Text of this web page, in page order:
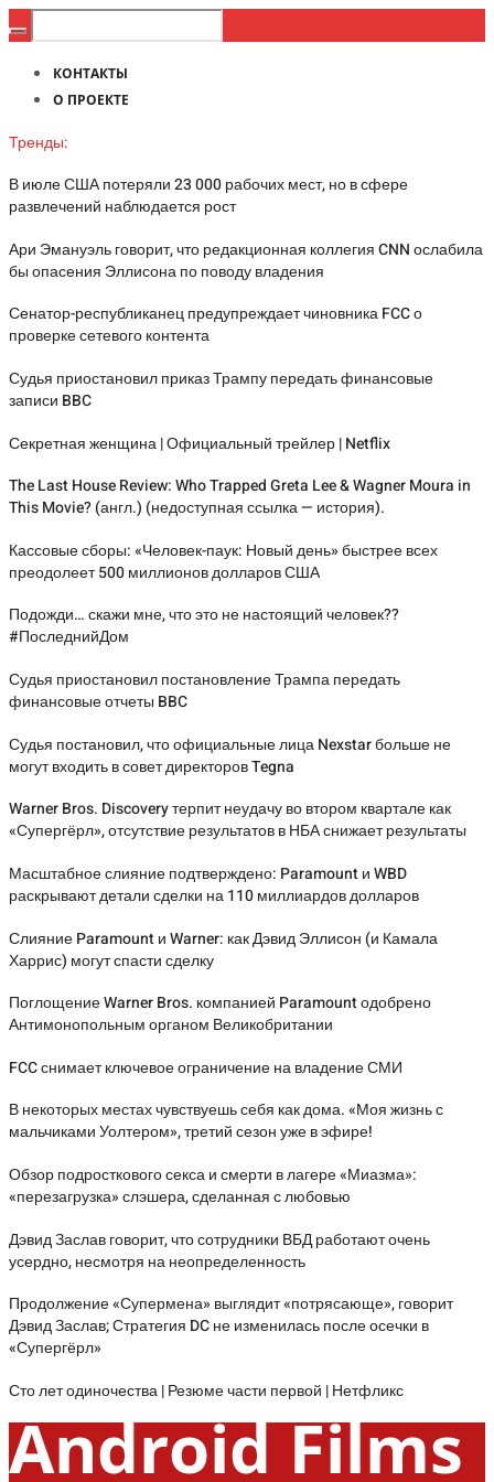
КОНТАКТЫ
О ПРОЕКТЕ
Тренды:
В июле США потеряли 23 000 рабочих мест, но в сфере
развлечений наблюдается рост
Ари Эмануэль говорит, что редакционная коллегия CNN ослабила
бы опасения Эллисона по поводу владения
Сенатор-республиканец предупреждает чиновника FCC о
проверке сетевого контента
Судья приостановил приказ Трампу передать финансовые
записи BBC
Секретная женщина | Официальный трейлер | Netflix
The Last House Review: Who Trapped Greta Lee & Wagner Moura in
This Movie? (англ.) (недоступная ссылка — история).
Кассовые сборы: «Человек-паук: Новый день» быстрее всех
преодолеет 500 миллионов долларов США
Подожди… скажи мне, что это не настоящий человек??
#ПоследнийДом
Судья приостановил постановление Трампа передать
финансовые отчеты BBC
Судья постановил, что официальные лица Nexstar больше не
могут входить в совет директоров Tegna
Warner Bros. Discovery терпит неудачу во втором квартале как
«Супергёрл», отсутствие результатов в НБА снижает результаты
Масштабное слияние подтверждено: Paramount и WBD
раскрывают детали сделки на 110 миллиардов долларов
Слияние Paramount и Warner: как Дэвид Эллисон (и Камала
Харрис) могут спасти сделку
Поглощение Warner Bros. компанией Paramount одобрено
Антимонопольным органом Великобритании
FCC снимает ключевое ограничение на владение СМИ
В некоторых местах чувствуешь себя как дома. «Моя жизнь с
мальчиками Уолтером», третий сезон уже в эфире!
Обзор подросткового секса и смерти в лагере «Миазма»:
«перезагрузка» слэшера, сделанная с любовью
Дэвид Заслав говорит, что сотрудники ВБД работают очень
усердно, несмотря на неопределенность
Продолжение «Супермена» выглядит «потрясающе», говорит
Дэвид Заслав; Стратегия DC не изменилась после осечки в
«Супергёрл»
Сто лет одиночества | Резюме части первой | Нетфликс
Android Films